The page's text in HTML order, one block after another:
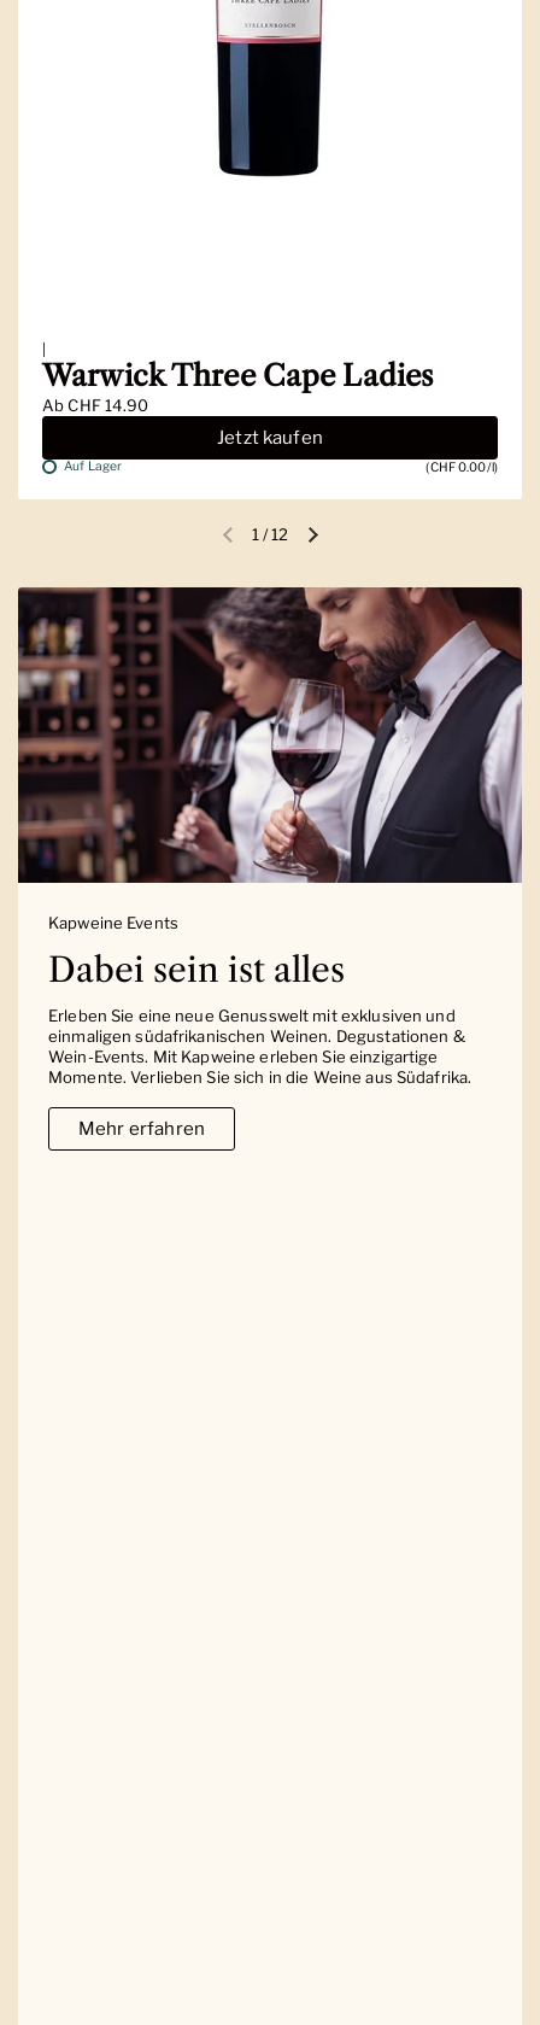
|
Warwick Three Cape Ladies
AbCHF 14.90
Jetzt kaufen
Auf Lager (CHF 0.00/l)
Vorherige FolieNächste Folie
1 /12
Kapweine Events
Dabei sein ist alles
Erleben Sie eine neue Genusswelt mit exklusiven und
einmaligen südafrikanischen Weinen. Degustationen &
Wein-Events. Mit Kapweine erleben Sie einzigartige
Momente. Verlieben Sie sich in die Weine aus Südafrika.
Mehr erfahren